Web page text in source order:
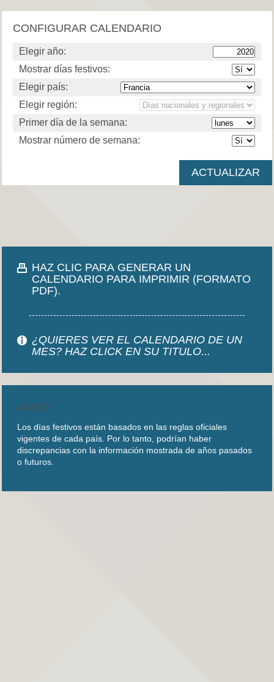
CONFIGURAR CALENDARIO
Elegir año:
Mostrar días festivos:
Elegir país:
Elegir región:
Primer día de la semana:
Mostrar número de semana:
HAZ CLIC PARA GENERAR UN
CALENDARIO PARA IMPRIMIR (FORMATO
PDF).
¿QUIERES VER EL CALENDARIO DE UN
MES? HAZ CLICK EN SU TITULO...
AVISO
Los días festivos están basados en las reglas oficiales
vigentes de cada país. Por lo tanto, podrían haber
discrepancias con la información mostrada de años pasados
o futuros.